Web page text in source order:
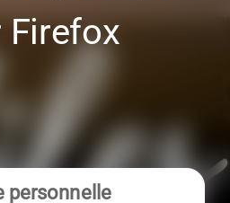
Firefox
personnelle